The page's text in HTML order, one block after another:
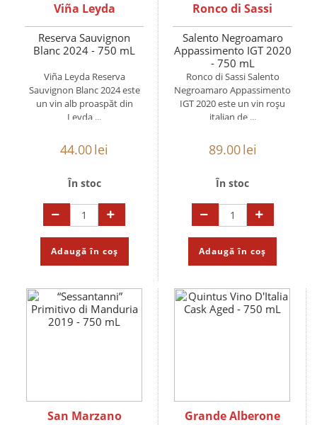
Viña Leyda
Reserva Sauvignon
Blanc 2024 - 750 mL
Viña Leyda Reserva
Sauvignon Blanc 2024 este
un vin alb proaspăt din
Leyda ...
44.00lei
În stoc
Adaugă în coș
Ronco di Sassi
Salento Negroamaro
Appassimento IGT 2020
- 750 mL
Ronco di Sassi Salento
Negroamaro Appassimento
IGT 2020 este un vin roșu
italian de ...
89.00lei
În stoc
Adaugă în coș
San Marzano Grande Alberone